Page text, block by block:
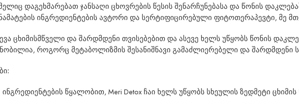
დაგეხმარებათ ჯანსაღი ცხოვრების წესის შენარჩუნებასა და წონის
ინგრედიენტების ავტორი და სერტიფიცირებული ფიტოთერაპევტი, მე
ცხიმისმწველი და შარდმდენი თვისებებით და ასევე ხელს უწყობს წონის
როგორც მეტაბოლიზმის შესანიშნავი გამაძლიერებელი და შარდმდენი
ინგრედიენტების წყალობით, Meri Detox ჩაი ხელს უწყობს სხეულის ზედმეტი